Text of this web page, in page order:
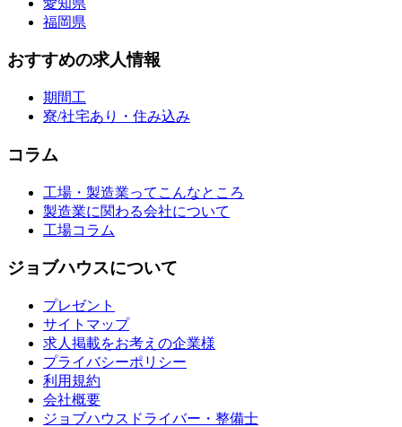
福岡県
おすすめの求人情報
期間工
寮/社宅あり・住み込み
コラム
工場・製造業ってこんなところ
製造業に関わる会社について
工場コラム
ジョブハウスについて
プレゼント
サイトマップ
求人掲載をお考えの企業様
プライバシーポリシー
利用規約
会社概要
ジョブハウスドライバー・整備士